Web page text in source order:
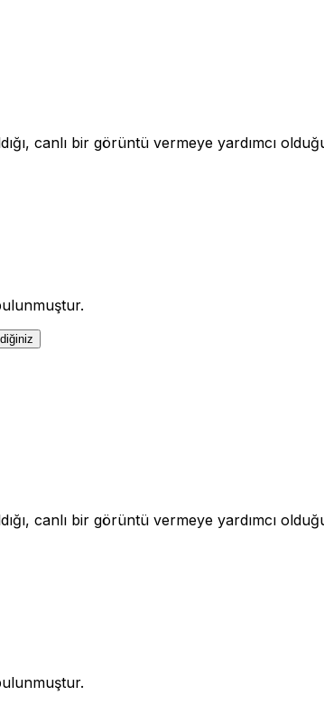
canlı bir görüntü vermeye yardımcı
canlı bir görüntü vermeye yardımcı